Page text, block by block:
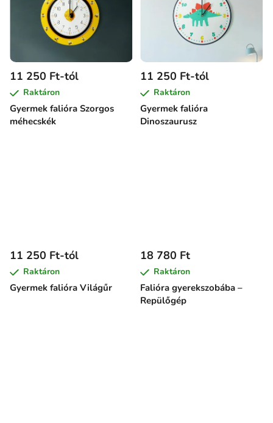
Gyermek falióra Szorgos
méhecskék
11 250 Ft-tól
Raktáron
Gyermek falióra
Dinoszaurusz
11 250 Ft-tól
Raktáron
Gyermek falióra Világűr
11 250 Ft-tól
Raktáron
Falióra gyerekszobába –
Repülőgép
18 780 Ft
Raktáron